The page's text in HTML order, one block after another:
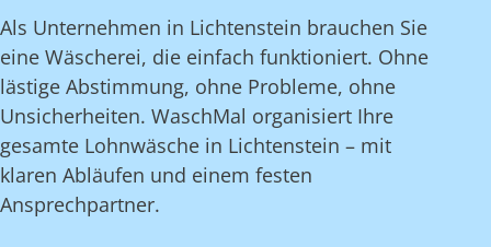
Als Unternehmen in Lichtenstein brauchen Sie
eine Wäscherei, die einfach funktioniert. Ohne
lästige Abstimmung, ohne Probleme, ohne
Unsicherheiten. WaschMal organisiert Ihre
gesamte Lohnwäsche in Lichtenstein – mit
klaren Abläufen und einem festen
Ansprechpartner.